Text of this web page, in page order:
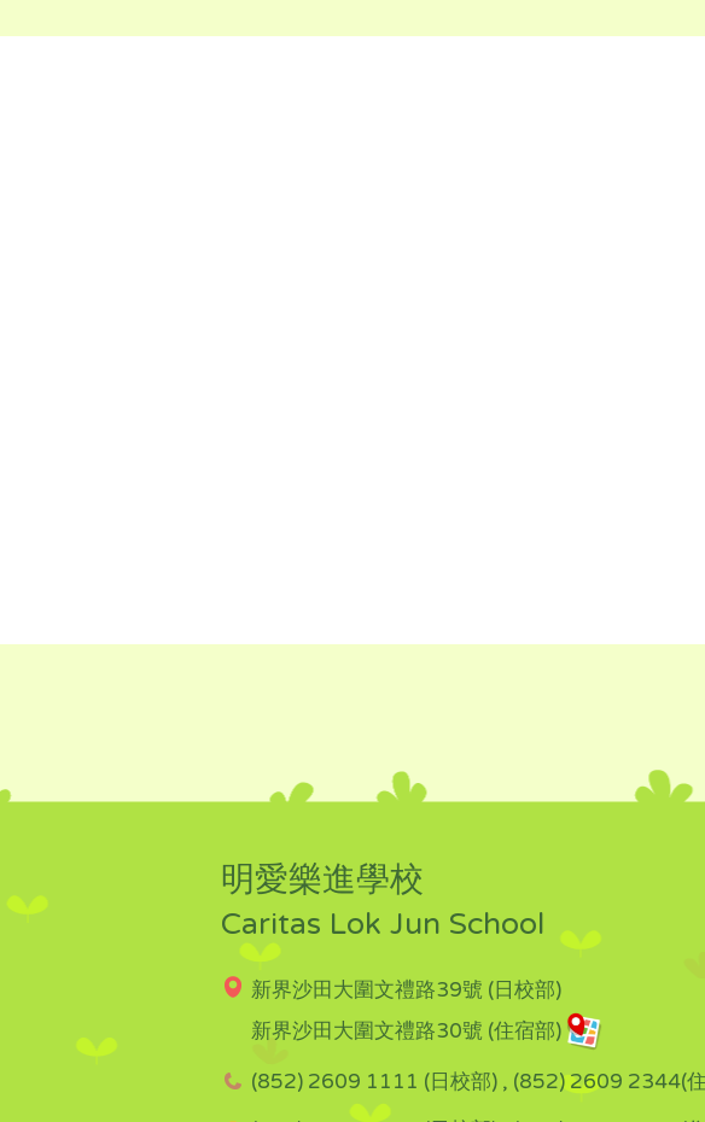
明愛樂進學校
Caritas Lok Jun School
新界沙田大圍文禮路39號 (日校部)
新界沙田大圍文禮路30號 (住宿部)
(852) 2609 1111 (日校部) , (852) 2609 2344(